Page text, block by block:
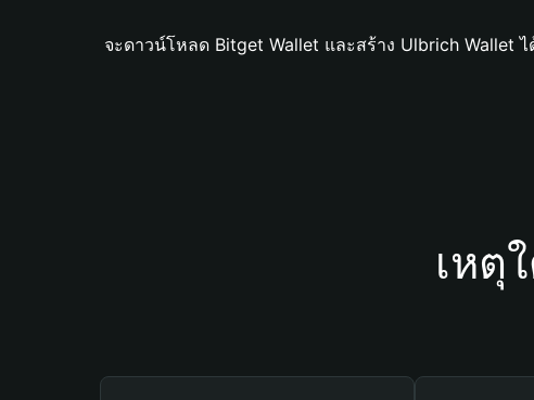
จะดาวน์โหลด Bitget Wallet และสร้าง Ulbrich Wallet ไ
เหตุ